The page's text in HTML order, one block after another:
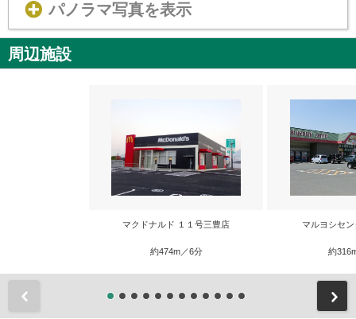
パノラマ写真を表示
周辺施設
マクドナルド １１号三豊店
約474m／6分
マルヨシセ
約